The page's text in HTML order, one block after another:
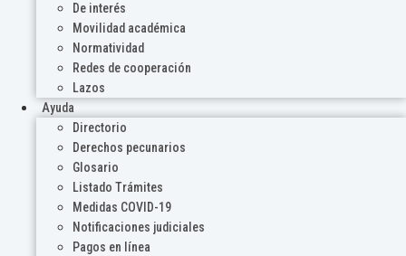
De interés
Movilidad académica
Normatividad
Redes de cooperación
Lazos
Ayuda
Directorio
Derechos pecunarios
Glosario
Listado Trámites
Medidas COVID-19
Notificaciones judiciales
Pagos en línea